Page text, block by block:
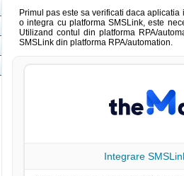
Primul pas este sa verificati daca
o integra cu platforma SMSLink, este
Utilizand contul din platforma RPA/
SMSLink din platforma RPA/automation.
Integrare